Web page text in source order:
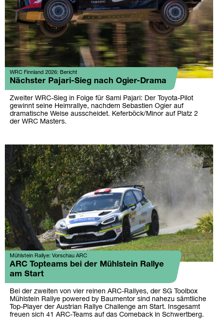
WRC Finnland 2026: Bericht
Nächster Pajari-Sieg nach Ogier-Drama
Zweiter WRC-Sieg in Folge für Sami Pajari: Der Toyota-Pilot
gewinnt seine Heimrallye, nachdem Sebastien Ogier auf
dramatische Weise ausscheidet. Keferböck/Minor auf Platz 2
der WRC Masters.
Mühlstein Rallye: Vorschau ARC
ARC Topteams bei der Mühlstein Rallye
am Start
Bei der zweiten von vier reinen ARC-Rallyes, der SG Toolbox
Mühlstein Rallye powered by Baumentor sind nahezu sämtliche
Top-Player der Austrian Rallye Challenge am Start. Insgesamt
freuen sich 41 ARC-Teams auf das Comeback in Schwertberg.